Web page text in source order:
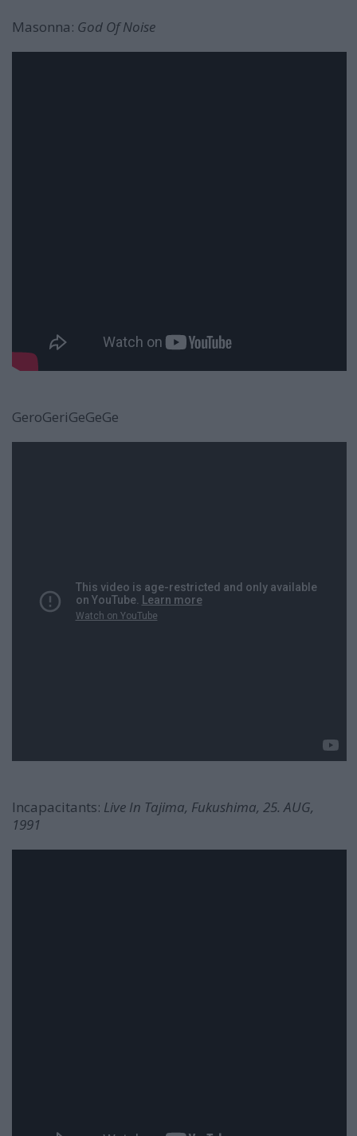
Masonna: God Of Noise
GeroGeriGeGeGe
Incapacitants: Live In Tajima, Fukushima, 25. AUG,
1991